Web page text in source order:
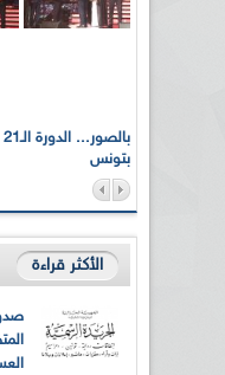
بتونس
الأكثر قراءة